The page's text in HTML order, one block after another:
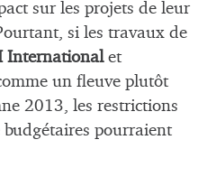
sur les projets de leur
si les travaux de
International et
un fleuve plutôt
2013, les restrictions
pourraient